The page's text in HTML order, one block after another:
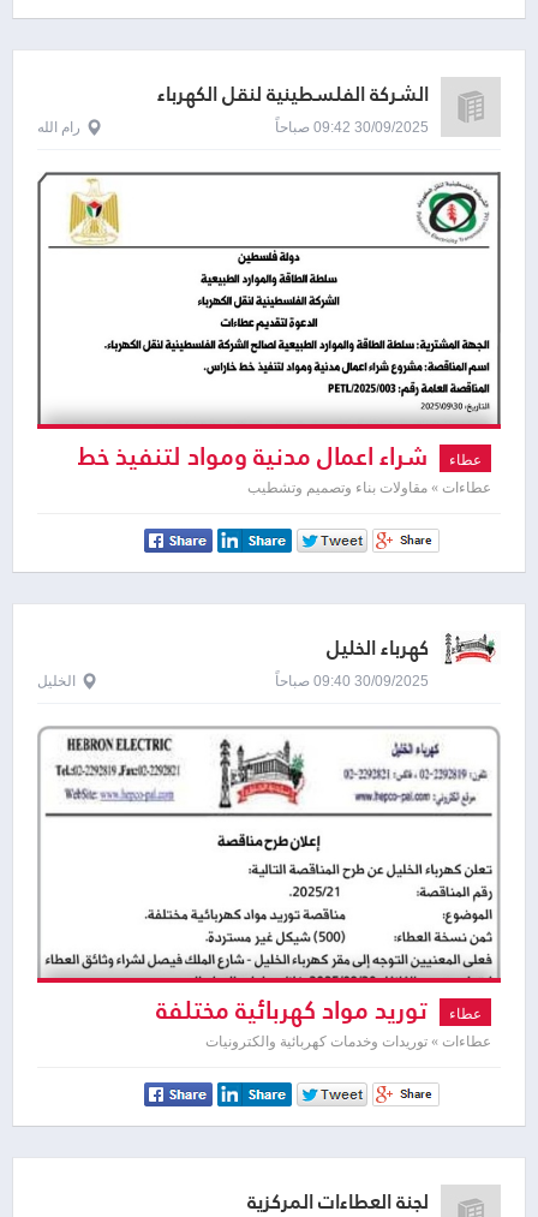
الشركة الفلسطينية لنقل الكهرباء
30/09/2025 09:42 صباحاً رام الله
عطاء شراء اعمال مدنية ومواد لتنفيذ خط
خاراس
عطاءات » مقاولات بناء وتصميم وتشطيب
كهرباء الخليل
30/09/2025 09:40 صباحاً الخليل
عطاء توريد مواد كهربائية مختلفة
عطاءات » توريدات وخدمات كهربائية والكترونيات
لجنة العطاءات المركزية